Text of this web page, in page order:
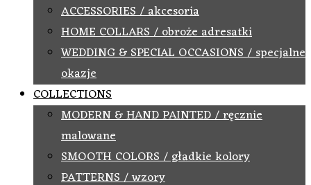
ACCESSORIES / akcesoria
HOME COLLARS / obroże adresatki
WEDDING & SPECIAL OCCASIONS / specjalne
okazje
COLLECTIONS
MODERN & HAND PAINTED / ręcznie
malowane
SMOOTH COLORS / gładkie kolory
PATTERNS / wzory